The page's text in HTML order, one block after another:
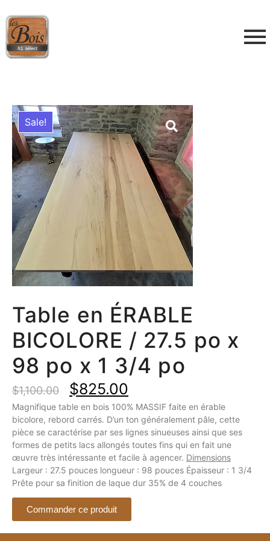
Sale!
Table en ÉRABLE
BICOLORE / 27.5 po x
98 po x 1 3/4 po
$1,100.00 $825.00
Magnifique table en bois 100% MASSIF faite en érable
bicolore, rebord carrés. D’un ton généralement pâle, cette
pièce se caractérise par ses lignes sinueuses ainsi que ses
formes de petits lacs allongés toutes fins qui en fait une
œuvre très intéressante et facile à agencer. Dimensions
Largeur : 27.5 pouces longueur : 98 pouces Épaisseur : 1 3/4
Prête pour sa finition de laque dur 35% de 4 couches
Commander ce produit